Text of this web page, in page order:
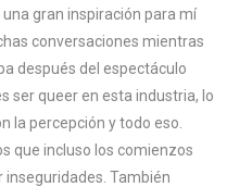
gran inspiración para mí
conversaciones mientras
después del espectáculo
ser queer en esta industria, lo
la percepción y todo eso.
que incluso los comienzos
También